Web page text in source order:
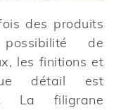
des produits
de
les finitions et
détail est
La filigrane